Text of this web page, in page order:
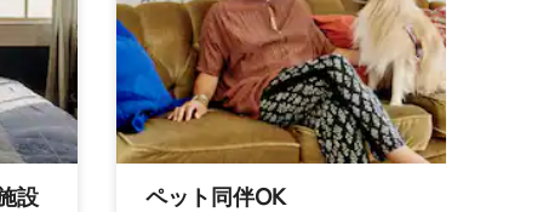
設 ペット同⁠伴OK